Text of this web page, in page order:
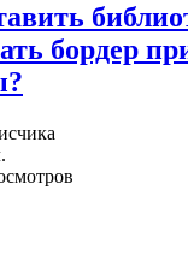
бордер